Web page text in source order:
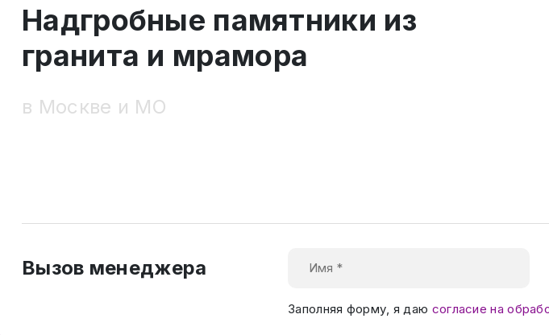
Надгробные памятники из
гранита и мрамора
в Москве и МО
Вызов менеджера
Заполняя форму, я даю согласие на